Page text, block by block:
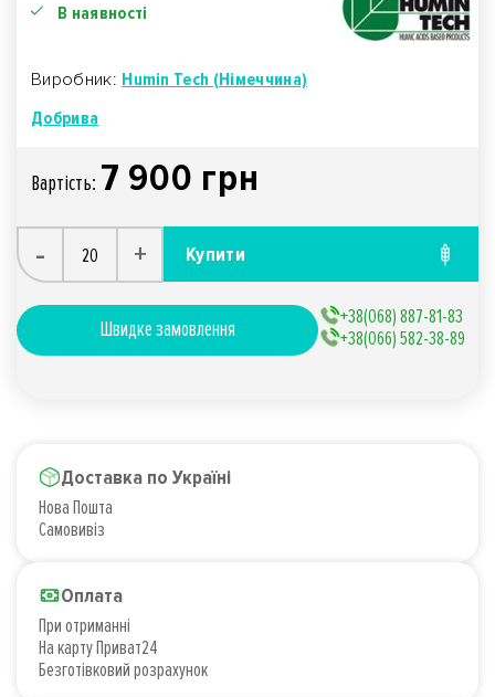
В наявності
Виробник: Humin Tech (Німеччина)
Добрива
Вартiсть: 7 900 грн
- + Купити
Швидке замовлення
+38(068) 887-81-83
+38(066) 582-38-89
Доставка по Україні
Нова Пошта
Самовивіз
Оплата
При отриманні
На карту Приват24
Безготівковий розрахунок